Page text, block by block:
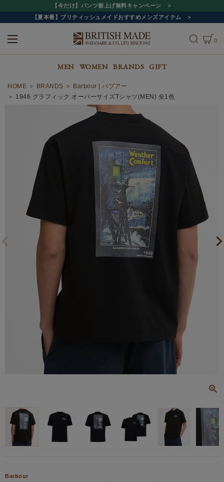
【今だけ】パンツ裾上げ無料キャンペーン
【夏本番】ブリティッシュメイドおすすめメンズアイテム
0
MEN WOMEN BRANDS GIFT
HOME BRANDS
Barbour | バブアー
1946 グラフィック オーバーサイズTシャツ(MEN) 全1色
Barbour